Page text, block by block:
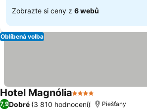
Zobrazte si ceny z 6 webů
Oblíbená volba
Hotel Magnólia4 Počet hvězdiček
7,9Dobré (3 810 hodnocení) Piešťany